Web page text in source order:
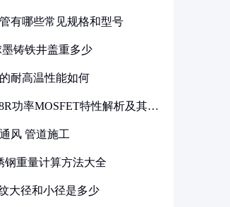
有哪些常见规格和型号
墨铸铁井盖重多少
耐高温性能如何
功率MOSFET特性解析及其在
风 管道施工
钢重量计算方法大全
大径和小径是多少